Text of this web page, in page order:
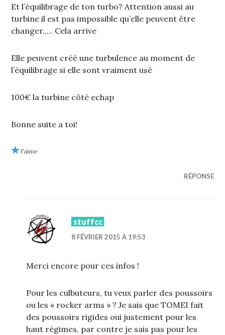
Et l’équilibrage de ton turbo? Attention aussi au
turbine il est pas impossible qu’elle peuvent être
changer.,… Cela arrive
Elle peuvent créé une turbulence au moment de
l’équilibrage si elle sont vraiment usé
100€ la turbine côté echap
Bonne suite a toi!
J’aime
RÉPONSE
stuffcc
8 FÉVRIER 2015 À 19:53
Merci encore pour ces infos !
Pour les culbuteurs, tu veux parler des poussoirs
ou les « rocker arms » ? Je sais que TOMEI fait
des poussoirs rigides oui justement pour les
haut régimes, par contre je sais pas pour les